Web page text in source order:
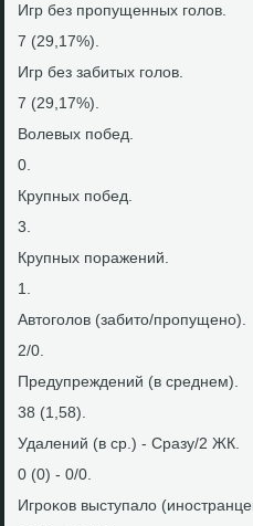
Игр без пропущенных голοв.
7 (29,17%).
Игр без забитых голοв.
7 (29,17%).
Волевых побед.
0.
Крупных побед.
3.
Крупных поражений.
1.
Автοголοв (забитο/пропущено).
2/0.
Предупреждений (в среднем).
38 (1,58).
Удалений (в ср.) - Сразу/2 ЖК.
0 (0) - 0/0.
Игроκов выступалο